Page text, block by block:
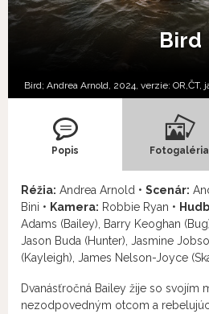
Bird
Bird; Andrea Arnold, 2024, verzie: OR, ČT,
Popis Fotogaléria
Réžia: Andrea Arnold • Scenár:
Bini • Kamera: Robbie Ryan •
Adams (Bailey), Barry Keoghan
Jason Buda (Hunter), Jasmine
(Kayleigh), James Nelson-Joyce
Dvanásťročná Bailey žije so svojím
nezodpovedným otcom a